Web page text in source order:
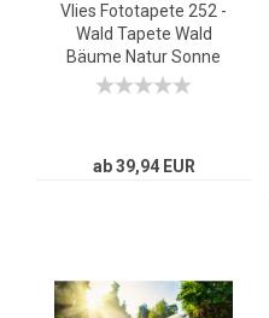
Vlies Fototapete 252 -
Wald Tapete Wald
Bäume Natur Sonne
Wasser grau
ab 39,94 EUR